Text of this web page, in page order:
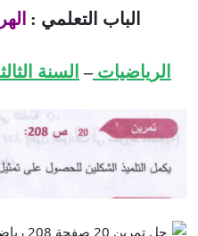
الباب التعلمي :
الرياضيات– السنة